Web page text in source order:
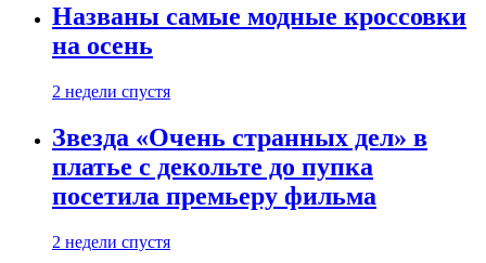
Названы самые модные кроссовки
на осень
2 недели спустя
Звезда «Очень странных дел» в
платье с декольте до пупка
посетила премьеру фильма
2 недели спустя